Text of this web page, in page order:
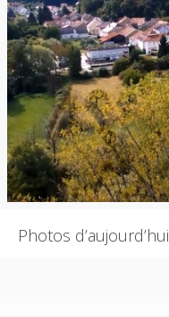
Photos d’aujourd’hui